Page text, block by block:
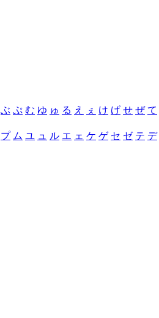
ぶ ぷ む ゆ ゅ る え ぇ け げ せ ぜ て
プ ム ユ ュ ル エ ェ ケ ゲ セ ゼ テ デ